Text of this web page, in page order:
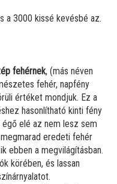
a 3000 kissé kevésbé az.
fehérnek, (más néven
fehér, napfény
értéket mondjuk. Ez a
hasonlítható kinti fény
elé az nem lesz sem
eredeti fehér
ebben a megvilágításban.
körében, és lassan